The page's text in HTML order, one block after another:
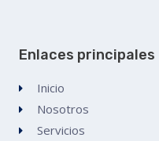
Enlaces principales
Inicio
Nosotros
Servicios